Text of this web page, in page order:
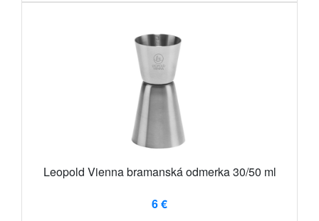
Leopold Vienna bramanská odmerka 30/50 ml
6 €